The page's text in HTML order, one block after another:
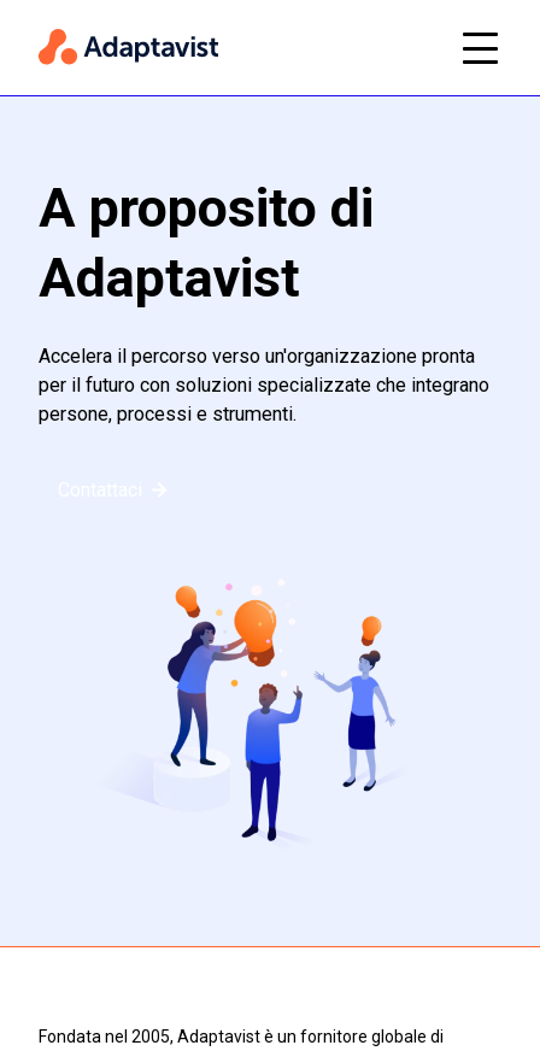
A proposito di
Adaptavist
Accelera il percorso verso un'organizzazione pronta
per il futuro con soluzioni specializzate che integrano
persone, processi e strumenti.
Fondata nel 2005, Adaptavist è un fornitore globale di